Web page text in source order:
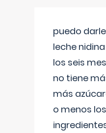
puedo
leche
los seis
no tiene
más
o menos